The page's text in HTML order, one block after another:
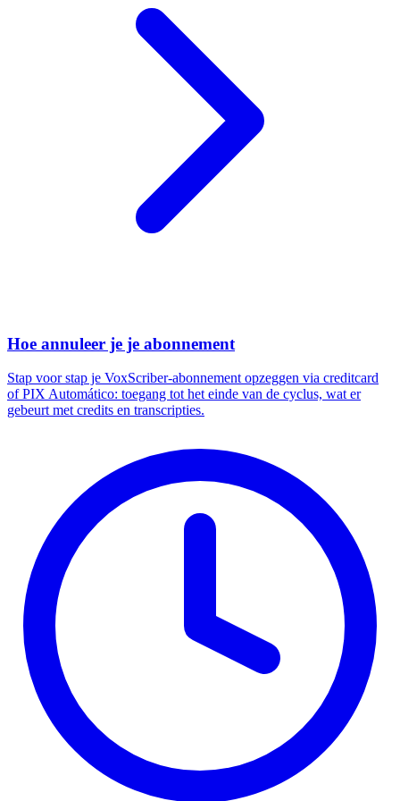
Hoe annuleer je je abonnement
Stap voor stap je VoxScriber-abonnement opzeggen via creditcard
of PIX Automático: toegang tot het einde van de cyclus, wat er
gebeurt met credits en transcripties.